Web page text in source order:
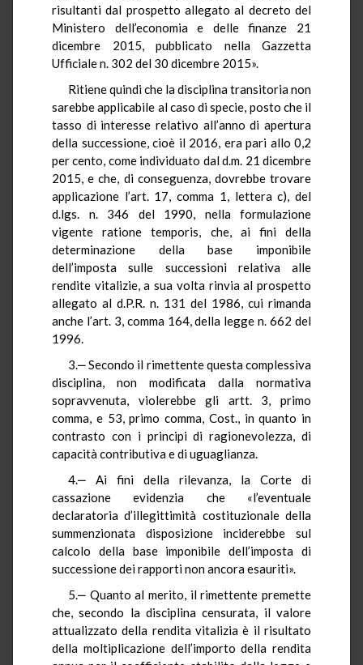
risultanti dal prospetto allegato al decreto del
Ministero dell’economia e delle finanze 21
dicembre 2015, pubblicato nella Gazzetta
Ufficiale n. 302 del 30 dicembre 2015».
Ritiene quindi che la disciplina transitoria non
sarebbe applicabile al caso di specie, posto che il
tasso di interesse relativo all’anno di apertura
della successione, cioè il 2016, era pari allo 0,2
per cento, come individuato dal d.m. 21 dicembre
2015, e che, di conseguenza, dovrebbe trovare
applicazione l’art. 17, comma 1, lettera c), del
d.lgs. n. 346 del 1990, nella formulazione
vigente ratione temporis, che, ai fini della
determinazione della base imponibile
dell’imposta sulle successioni relativa alle
rendite vitalizie, a sua volta rinvia al prospetto
allegato al d.P.R. n. 131 del 1986, cui rimanda
anche l’art. 3, comma 164, della legge n. 662 del
1996.
3.‒ Secondo il rimettente questa complessiva
disciplina, non modificata dalla normativa
sopravvenuta, violerebbe gli artt. 3, primo
comma, e 53, primo comma, Cost., in quanto in
contrasto con i principi di ragionevolezza, di
capacità contributiva e di uguaglianza.
4.‒ Ai fini della rilevanza, la Corte di
cassazione evidenzia che «l’eventuale
declaratoria d’illegittimità costituzionale della
summenzionata disposizione inciderebbe sul
calcolo della base imponibile dell’imposta di
successione dei rapporti non ancora esauriti».
5.‒ Quanto al merito, il rimettente premette
che, secondo la disciplina censurata, il valore
attualizzato della rendita vitalizia è il risultato
della moltiplicazione dell’importo della rendita